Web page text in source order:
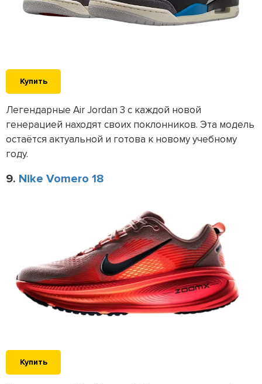
Купить
Легендарные Air Jordan 3 с каждой новой
генерацией находят своих поклонников. Эта модель
остаётся актуальной и готова к новому учебному
году.
9. Nike Vomero 18
Купить